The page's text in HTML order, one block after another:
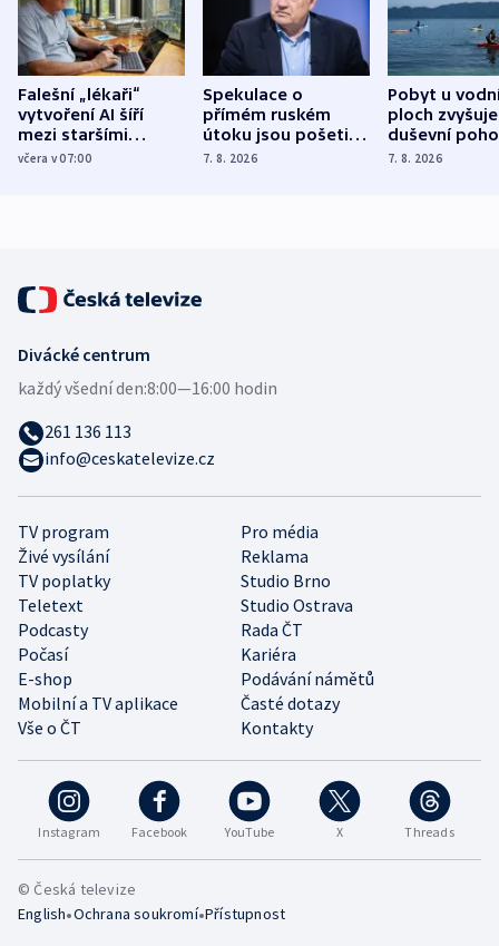
Falešní „lékaři“
vytvoření AI šíří
mezi staršími
Poláky nebezpečné
včera v 07:00
Spekulace o
přímém ruském
útoku jsou pošetilé,
míní estonský
7. 8. 2026
Pobyt u
ploch zvyšuje
duševní
ukázala
7. 8. 2026
Instagram Facebook YouTube X Threads
TV program
Pro média
Živé vysílání
Reklama
TV poplatky
Studio Brno
Teletext
Studio Ostrava
Podcasty
Rada ČT
Počasí
Kariéra
E-shop
Podávání námětů
Mobilní a TV aplikace
Časté dotazy
Vše o ČT
Kontakty
Divácké centrum
každý všední den:8:00—16:00 hodin
261 136 113
info@ceskatelevize.cz
© Česká televize
English•Ochrana soukromí•Přístupnost